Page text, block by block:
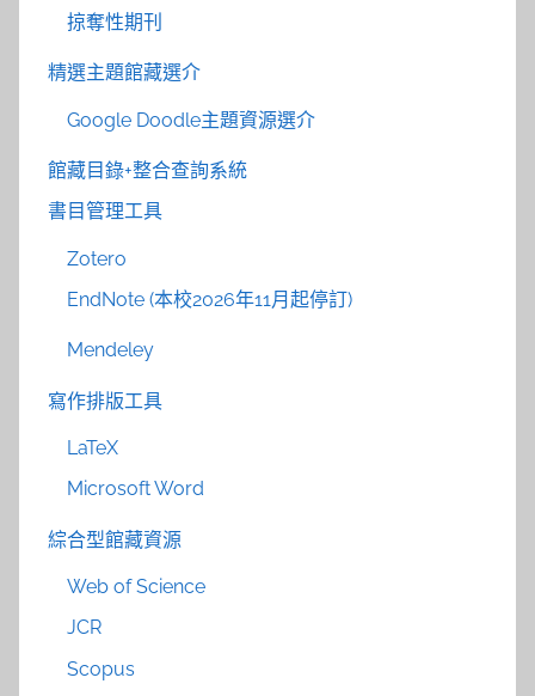
掠奪性期刊
精選主題館藏選介
Google Doodle主題資源選介
館藏目錄+整合查詢系統
書目管理工具
Zotero
EndNote (本校2026年11月起停訂)
Mendeley
寫作排版工具
LaTeX
Microsoft Word
綜合型館藏資源
Web of Science
JCR
Scopus